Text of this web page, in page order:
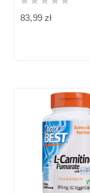
83,99 zł